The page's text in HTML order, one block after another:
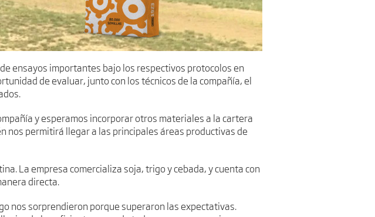
ensayos importantes bajo los respectivos protocolos en
de evaluar, junto con los técnicos de la compañía, el
y esperamos incorporar otros materiales a la cartera
nos permitirá llegar a las principales áreas productivas de
La empresa comercializa soja, trigo y cebada, y cuenta con
directa.
nos sorprendieron porque superaron las expectativas.